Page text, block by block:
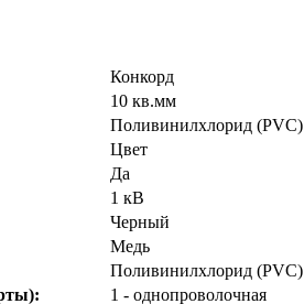
Конкорд
10 кв.мм
Поливинилхлорид (PVC)
Цвет
Да
1 кВ
Черный
Медь
Поливинилхлорид (PVC)
1 - однопроволочная